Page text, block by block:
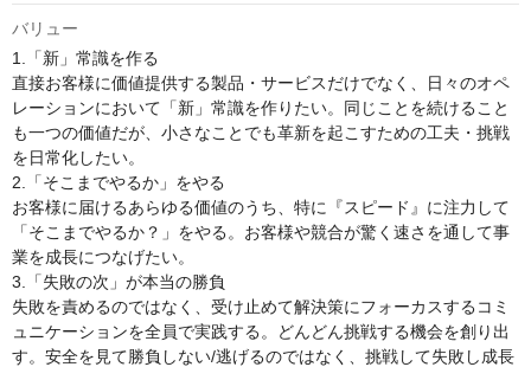
バリュー
1.「新」常識を作る
直接お客様に価値提供する製品・サービスだけでなく、日々のオペ
レーションにおいて「新」常識を作りたい。同じことを続けること
も一つの価値だが、小さなことでも革新を起こすための工夫・挑戦
を日常化したい。
2.「そこまでやるか」をやる
お客様に届けるあらゆる価値のうち、特に『スピード』に注力して
「そこまでやるか？」をやる。お客様や競合が驚く速さを通して事
業を成長につなげたい。
3.「失敗の次」が本当の勝負
失敗を責めるのではなく、受け止めて解決策にフォーカスするコミ
ュニケーションを全員で実践する。どんどん挑戦する機会を創り出
す。安全を見て勝負しない/逃げるのではなく、挑戦して失敗し成長